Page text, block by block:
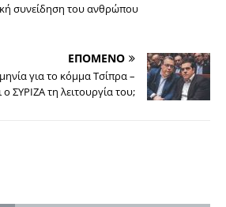
συνείδηση του ανθρώπου
ΕΠΟΜΕΝΟ
για το κόμμα Τσίπρα –
ο ΣΥΡΙΖΑ τη λειτουργία του;